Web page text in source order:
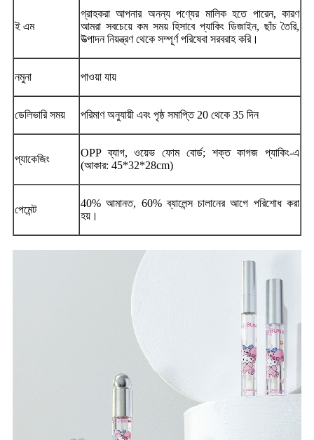
ই এম
গ্রাহকরা আপনার অনন্য পণ্যের মালিক হতে পারেন, কারণ
আমরা সবচেয়ে কম সময় হিসাবে প্যাকিং ডিজাইন, ছাঁচ তৈরি,
উত্পাদন নিয়ন্ত্রণ থেকে সম্পূর্ণ পরিষেবা সরবরাহ করি।
নমুনা পাওয়া যায়
ডেলিভারি সময় পরিমাণ অনুযায়ী এবং পৃষ্ঠ সমাপ্তি 20 থেকে 35 দিন
প্যাকেজিং
OPP ব্যাগ, ওয়েভ ফোম বোর্ড; শক্ত কাগজ প্যাকিং-এ
(আকার: 45*32*28cm)
পেমেন্ট
40% আমানত, 60% ব্যালেন্স চালানের আগে পরিশোধ করা
হয়।